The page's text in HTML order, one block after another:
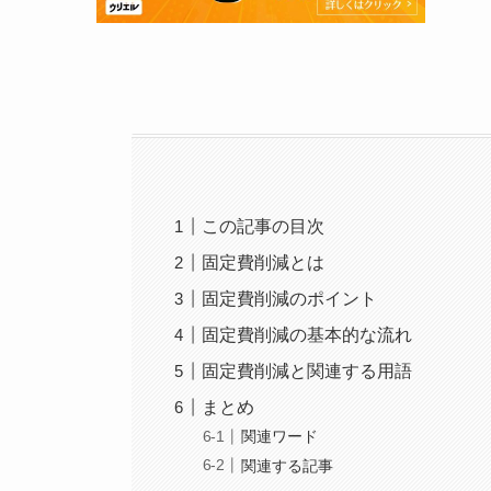
この記事の目次
固定費削減とは
固定費削減のポイント
固定費削減の基本的な流れ
固定費削減と関連する用語
まとめ
関連ワード
関連する記事